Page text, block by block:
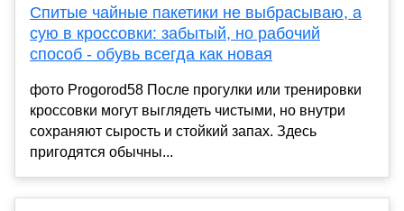
Спитые чайные пакетики не выбрасываю, а
сую в кроссовки: забытый, но рабочий
способ - обувь всегда как новая
фото Progorod58 После прогулки или тренировки
кроссовки могут выглядеть чистыми, но внутри
сохраняют сырость и стойкий запах. Здесь
пригодятся обычны...